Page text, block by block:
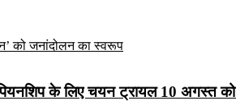
के लिए चयन ट्रायल 10 अगस्त